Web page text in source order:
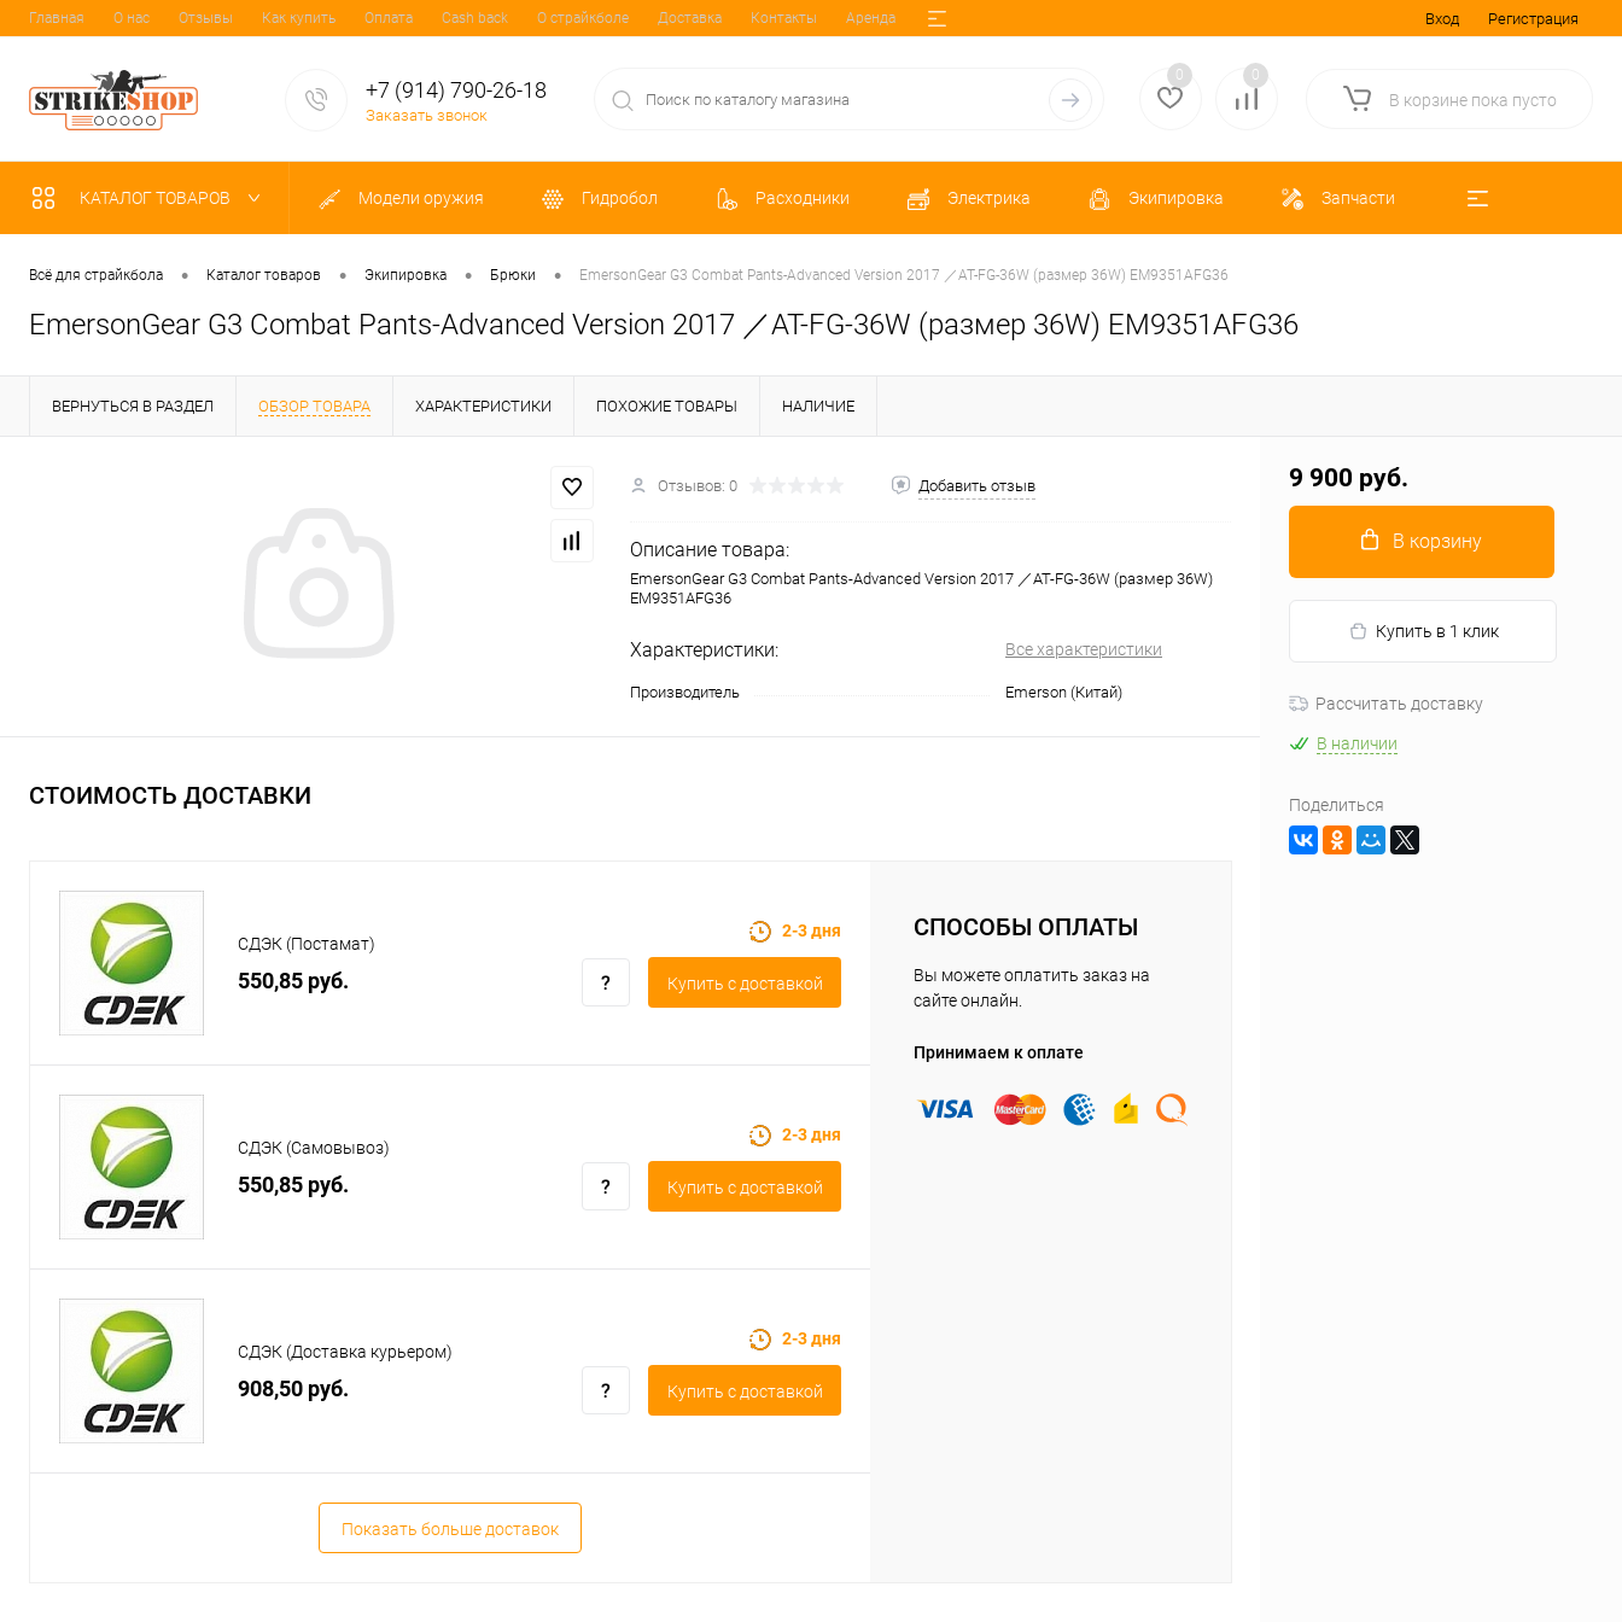
Главная О нас Отзывы Как купить Оплата Cash back О страйкболе Доставка Контакты Аренда Вход Регистрация
+7 (914) 790-26-18
Заказать звонок
0 0
В корзине пока пусто
КАТАЛОГ ТОВАРОВ Модели оружия Гидробол Расходники Электрика Экипировка Запчасти
Всё для страйкбола • Каталог товаров • Экипировка • Брюки • EmersonGear G3 Combat Pants-Advanced Version 2017 ／AT-FG-36W (размер 36W) EM9351AFG36
EmersonGear G3 Combat Pants-Advanced Version 2017 ／AT-FG-36W (размер 36W) EM9351AFG36
ВЕРНУТЬСЯ В РАЗДЕЛ ОБЗОР ТОВАРА ХАРАКТЕРИСТИКИ ПОХОЖИЕ ТОВАРЫ НАЛИЧИЕ
Отзывов: 0 Добавить отзыв
Описание товара:
EmersonGear G3 Combat Pants-Advanced Version 2017 ／AT-FG-36W (размер 36W)
EM9351AFG36
Характеристики: Все характеристики
Производитель Emerson (Китай)
СТОИМОСТЬ ДОСТАВКИ
СДЭК (Постамат)
550,85 руб.
2-3 дня
Купить c доставкой
СДЭК (Самовывоз)
550,85 руб.
2-3 дня
Купить c доставкой
СДЭК (Доставка курьером)
908,50 руб.
2-3 дня
Купить c доставкой
Показать больше доставок
СПОСОБЫ ОПЛАТЫ
Вы можете оплатить заказ на
сайте онлайн.
Принимаем к оплате
9 900 руб.
В корзину
Купить в 1 клик
Рассчитать доставку
В наличии
Поделиться